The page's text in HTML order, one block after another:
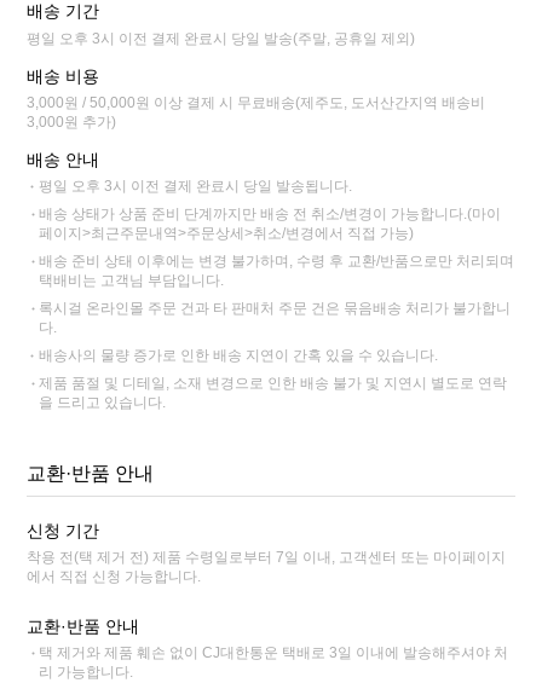
배송 기간
평일 오후 3시 이전 결제 완료시 당일 발송(주말, 공휴일 제외)
배송 비용
3,000원 / 50,000원 이상 결제 시 무료배송(제주도, 도서산간지역 배송비
3,000원 추가)
배송 안내
평일 오후 3시 이전 결제 완료시 당일 발송됩니다.
배송 상태가 상품 준비 단계까지만 배송 전 취소/변경이 가능합니다.(마이
페이지>최근주문내역>주문상세>취소/변경에서 직접 가능)
배송 준비 상태 이후에는 변경 불가하며, 수령 후 교환/반품으로만 처리되며
택배비는 고객님 부담입니다.
록시걸 온라인몰 주문 건과 타 판매처 주문 건은 묶음배송 처리가 불가합니
다.
배송사의 물량 증가로 인한 배송 지연이 간혹 있을 수 있습니다.
제품 품절 및 디테일, 소재 변경으로 인한 배송 불가 및 지연시 별도로 연락
을 드리고 있습니다.
교환·반품 안내
신청 기간
착용 전(택 제거 전) 제품 수령일로부터 7일 이내, 고객센터 또는 마이페이지
에서 직접 신청 가능합니다.
교환·반품 안내
택 제거와 제품 훼손 없이 CJ대한통운 택배로 3일 이내에 발송해주셔야 처
리 가능합니다.